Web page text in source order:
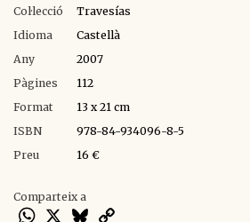
Col·lecció
Travesías
Idioma
Castellà
Any
2007
Pàgines
112
Format
13 x 21 cm
ISBN
978-84-934096-8-5
Preu
16 €
Comparteix a
WhatsApp
X Bluesky